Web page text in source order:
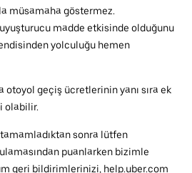
müsamaha göstermez.
madde etkisinde olduğunu
yolculuğu hemen
otoyol geçiş ücretlerinin yanı sıra ek
olabilir.
sonra lütfen
puanlarken bizimle
geri bildirimlerinizi, help.uber.com